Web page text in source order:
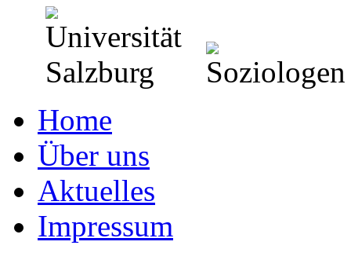
Home
Über uns
Aktuelles
Impressum